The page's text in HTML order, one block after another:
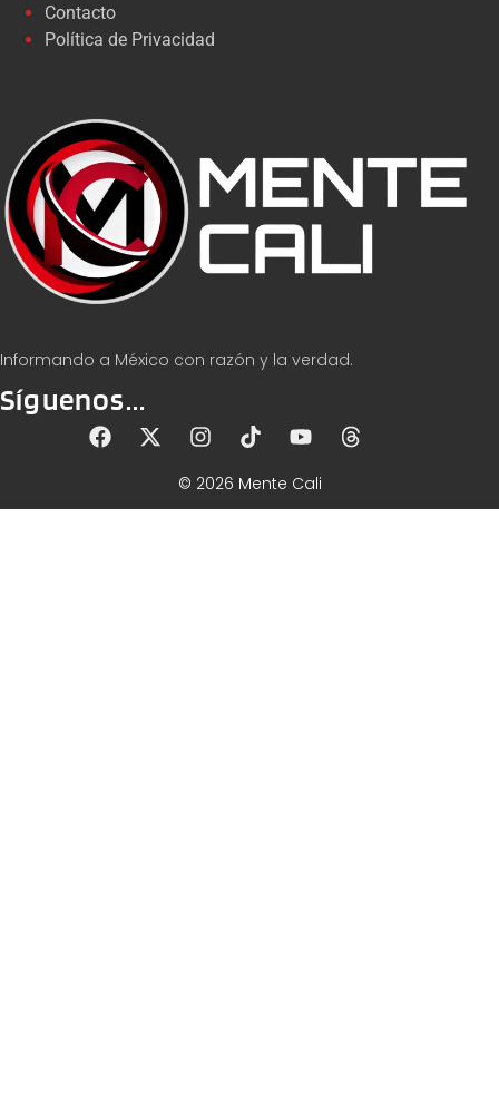
Informando a México con razón y la verdad.
Síguenos...
Contacto
Política de Privacidad
© 2026 Mente Cali